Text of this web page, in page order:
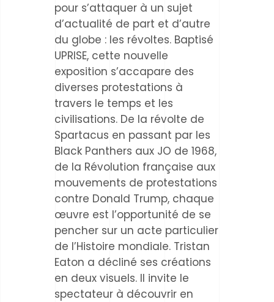
pour s’attaquer à un sujet
d’actualité de part et d’autre
du globe : les révoltes. Baptisé
UPRISE, cette nouvelle
exposition s’accapare des
diverses protestations à
travers le temps et les
civilisations. De la révolte de
Spartacus en passant par les
Black Panthers aux JO de 1968,
de la Révolution française aux
mouvements de protestations
contre Donald Trump, chaque
œuvre est l’opportunité de se
pencher sur un acte particulier
de l’Histoire mondiale. Tristan
Eaton a décliné ses créations
en deux visuels. Il invite le
spectateur à découvrir en